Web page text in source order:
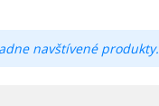
navštívené produkty.